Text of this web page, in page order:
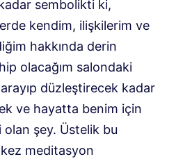
sembolikti ki,
kendim, ilişkilerim ve
hakkında derin
olacağım salondaki
düzleştirecek kadar
ve hayatta benim için
şey. Üstelik bu
meditasyon